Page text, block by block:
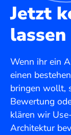
Jetzt
lassen
Wenn ihr ein
einen
bringen wollt,
Bewertung
klären wir
Architektur